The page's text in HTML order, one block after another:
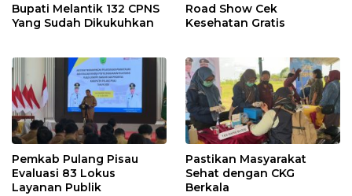
Bupati Melantik 132 CPNS
Yang Sudah Dikukuhkan
Road Show Cek
Kesehatan Gratis
Pemkab Pulang Pisau
Evaluasi 83 Lokus
Layanan Publik
Pastikan Masyarakat
Sehat dengan CKG
Berkala